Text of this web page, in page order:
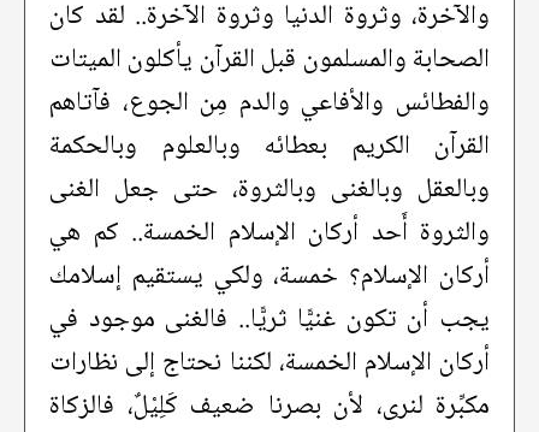
والآخرة، وثروة الدنيا وثروة الآخرة.. لقد كان
الصحابة والمسلمون قبل القرآن يأكلون الميتات
والفطائس والأفاعي والدم مِن الجوع، فآتاهم
القرآن الكريم بعطائه وبالعلوم وبالحكمة
وبالعقل وبالغنى وبالثروة، حتى جعل الغنى
والثروة أَحد أركان الإسلام الخمسة.. كم هي
أركان الإسلام؟ خمسة، ولكي يستقيم إسلامك
يجب أن تكون غنيًّا ثريًّا.. فالغنى موجود في
أركان الإسلام الخمسة، لكننا نحتاج إلى نظارات
مكبِّرة لنرى، لأن بصرنا ضعيف كَلِيْلٌ، فالزكاة